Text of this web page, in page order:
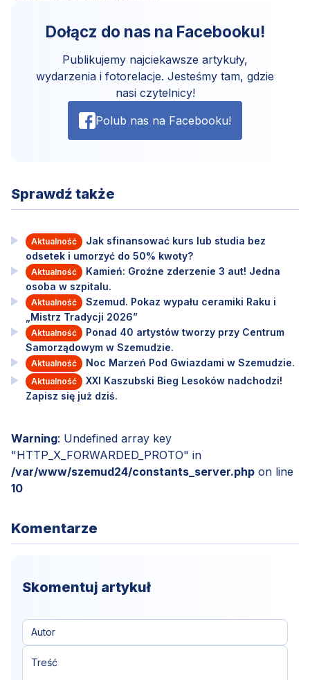
Dołącz do nas na Facebooku!
Publikujemy najciekawsze artykuły,
wydarzenia i fotorelacje. Jesteśmy tam, gdzie
nasi czytelnicy!
Polub nas na Facebooku!
Sprawdź także
Aktualność
Jak sfinansować kurs lub studia bez
odsetek i umorzyć do 50% kwoty?
Aktualność
Kamień: Groźne zderzenie 3 aut! Jedna
osoba w szpitalu.
Aktualność
Szemud. Pokaz wypału ceramiki Raku i
„Mistrz Tradycji 2026”
Aktualność
Ponad 40 artystów tworzy przy Centrum
Samorządowym w Szemudzie.
Aktualność Noc Marzeń Pod Gwiazdami w Szemudzie.
Aktualność
XXI Kaszubski Bieg Lesoków nadchodzi!
Zapisz się już dziś.
Warning: Undefined array key
"HTTP_X_FORWARDED_PROTO" in
/var/www/szemud24/constants_server.php on line
10
Komentarze
Skomentuj artykuł